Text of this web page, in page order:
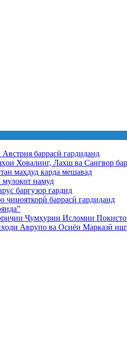
баррасӣ гардиданд
Ховалинг, Лахш ва Сангвор
маҳдуд карда мешавад
намуд
баргузор гардид
баррасӣ гардиданд
Ҷумҳурии Исломии
Аврупо ва Осиёи Марказӣ